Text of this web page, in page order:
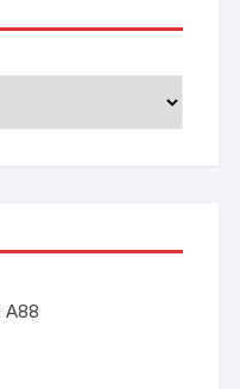
A88